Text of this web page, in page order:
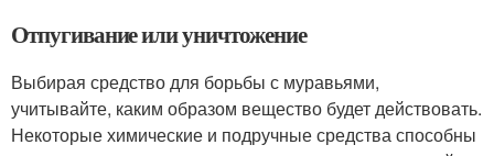
Отпугивание или уничтожение
Выбирая средство для борьбы с муравьями,
учитывайте, каким образом вещество будет действовать.
Некоторые химические и подручные средства способны